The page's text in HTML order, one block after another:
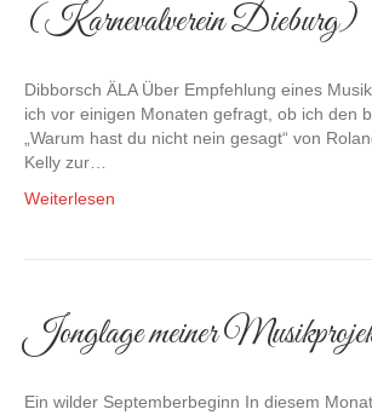
(Karnevalverein Dieburg)
Dibborsch ÄLA Über Empfehlung eines
ich vor einigen Monaten gefragt, ob ich den
„Warum hast du nicht nein gesagt“ von
Kelly zur…
Weiterlesen
Jonglage meiner
Ein wilder Septemberbeginn In diesem